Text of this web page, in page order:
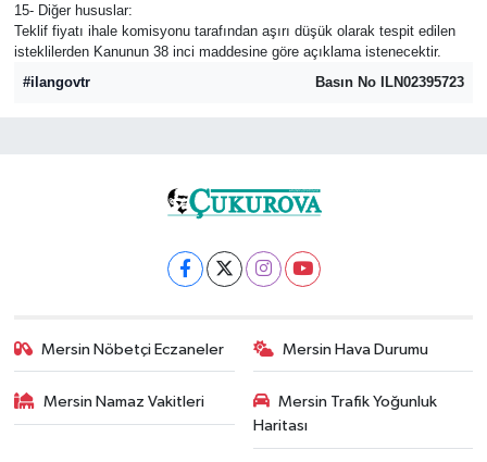
15- Diğer hususlar:
Teklif fiyatı ihale komisyonu tarafından aşırı düşük olarak tespit edilen
isteklilerden Kanunun 38 inci maddesine göre açıklama istenecektir.
#ilangovtr
Basın No ILN02395723
Mersin Nöbetçi Eczaneler Mersin Hava Durumu
Mersin Namaz Vakitleri
Mersin Trafik Yoğunluk
Haritası